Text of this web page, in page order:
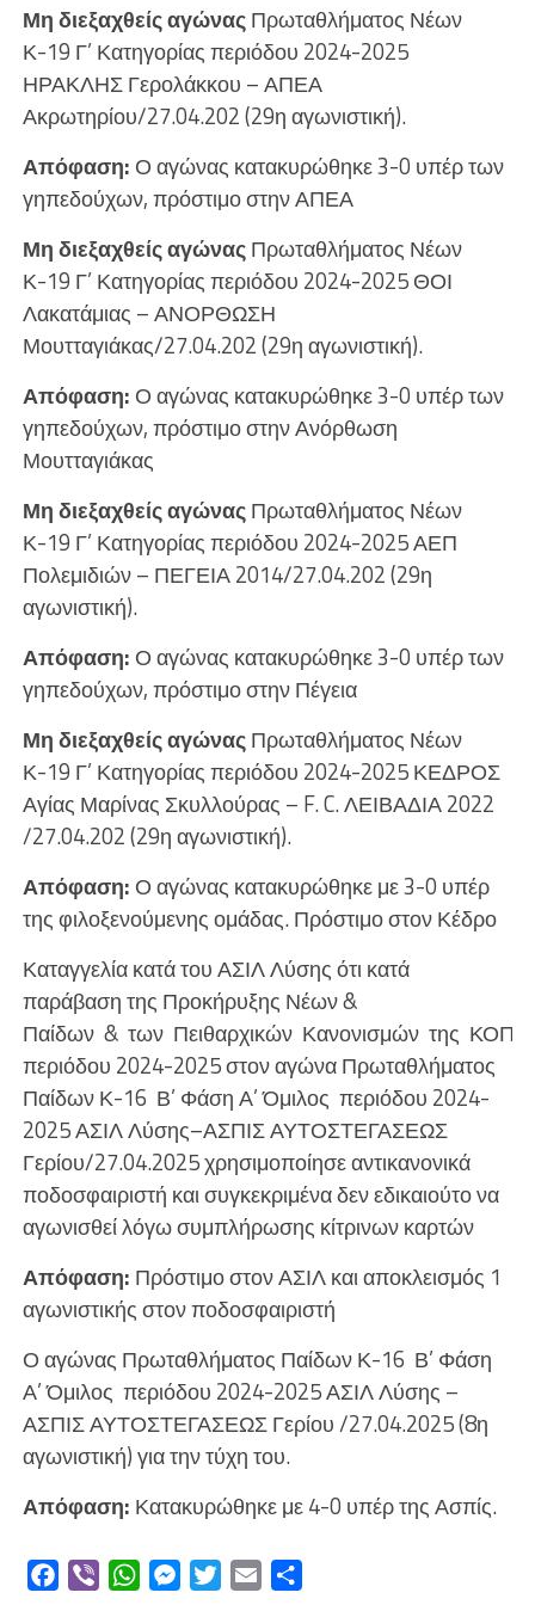
Μη διεξαχθείς αγώναςΠρωταθλήματος Νέων
Κ-19 Γ’ Κατηγορίας περιόδου 2024-2025
ΗΡΑΚΛΗΣ Γερολάκκου – ΑΠΕΑ
Ακρωτηρίου/27.04.202 (29η αγωνιστική).
Απόφαση: Ο αγώνας κατακυρώθηκε 3-0 υπέρ των
γηπεδούχων, πρόστιμο στην ΑΠΕΑ
Μη διεξαχθείς αγώναςΠρωταθλήματος Νέων
Κ-19 Γ’ Κατηγορίας περιόδου 2024-2025 ΘΟΙ
Λακατάμιας – ΑΝΟΡΘΩΣΗ
Μουτταγιάκας/27.04.202 (29η αγωνιστική).
Απόφαση: Ο αγώνας κατακυρώθηκε 3-0 υπέρ των
γηπεδούχων, πρόστιμο στην Ανόρθωση
Μουτταγιάκας
Μη διεξαχθείς αγώναςΠρωταθλήματος Νέων
Κ-19 Γ’ Κατηγορίας περιόδου 2024-2025 ΑΕΠ
Πολεμιδιών – ΠΕΓΕΙΑ 2014/27.04.202 (29η
αγωνιστική).
Απόφαση: Ο αγώνας κατακυρώθηκε 3-0 υπέρ των
γηπεδούχων, πρόστιμο στην Πέγεια
Μη διεξαχθείς αγώναςΠρωταθλήματος Νέων
Κ-19 Γ’ Κατηγορίας περιόδου 2024-2025 ΚΕΔΡΟΣ
Αγίας Μαρίνας Σκυλλούρας – F. C. ΛΕΙΒΑΔΙΑ 2022
/27.04.202 (29η αγωνιστική).
Απόφαση: Ο αγώνας κατακυρώθηκε με 3-0 υπέρ
της φιλοξενούμενης ομάδας. Πρόστιμο στον Κέδρο
Καταγγελία κατά του ΑΣΙΛ Λύσης ότι κατά
παράβαση της Προκήρυξης Νέων &
Παίδων & των Πειθαρχικών Κανονισμών της ΚΟΠ
περιόδου 2024-2025 στον αγώνα Πρωταθλήματος
Παίδων Κ-16 Β’ Φάση Α’ Όμιλος περιόδου 2024-
2025 ΑΣΙΛ Λύσης–ΑΣΠΙΣ ΑΥΤΟΣΤΕΓΑΣΕΩΣ
Γερίου/27.04.2025 χρησιμοποίησε αντικανονικά
ποδοσφαιριστή και συγκεκριμένα δεν εδικαιούτο να
αγωνισθεί λόγω συμπλήρωσης κίτρινων καρτών
Απόφαση: Πρόστιμο στον ΑΣΙΛ και αποκλεισμός 1
αγωνιστικής στον ποδοσφαιριστή
Ο αγώνας Πρωταθλήματος Παίδων Κ-16 Β’ Φάση
Α’ Όμιλος περιόδου 2024-2025 ΑΣΙΛ Λύσης –
ΑΣΠΙΣ ΑΥΤΟΣΤΕΓΑΣΕΩΣ Γερίου /27.04.2025 (8η
αγωνιστική) για την τύχη του.
Απόφαση: Κατακυρώθηκε με 4-0 υπέρ της Ασπίς.
Facebook
Viber WhatsAppMessengerTwitterEmail